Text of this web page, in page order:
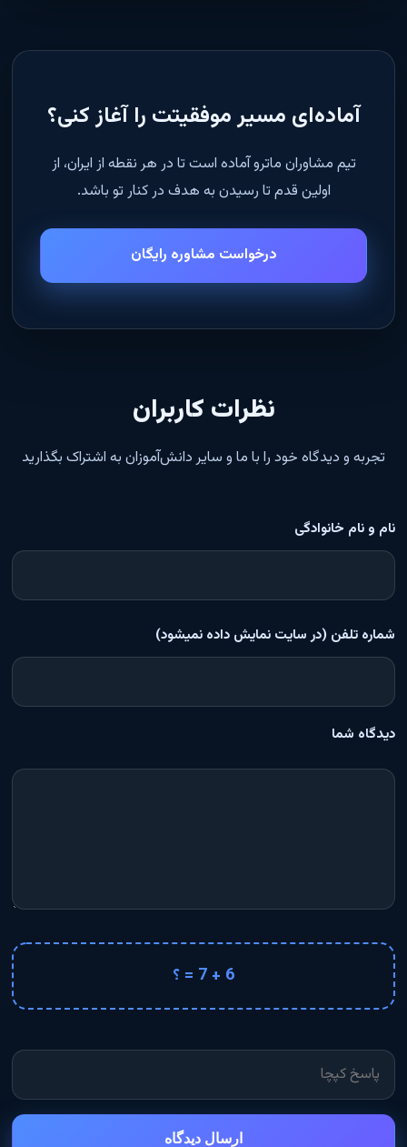
آماده‌ای مسیر موفقیتت را آغاز کنی؟
تیم مشاوران ماترو آماده است تا در هر نقطه از ایران، از
اولین قدم تا رسیدن به هدف در کنار تو باشد.
درخواست مشاوره رایگان
نظرات کاربران
تجربه و دیدگاه خود را با ما و سایر دانش‌آموزان به اشتراک بگذارید
نام و نام خانوادگی
شماره تلفن (در سایت نمایش داده نمیشود)
دیدگاه شما
6 + 7 = ؟
ارسال دیدگاه